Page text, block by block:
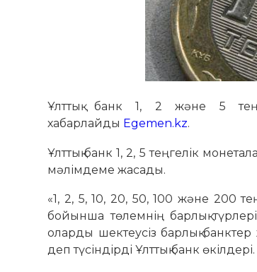
Ұлттық банк 1, 2 және 5
хабарлайды Egemen.kz.
Ұлттық банк 1, 2, 5 теңгелік
мәлімдеме жасады.
«1, 2, 5, 10, 20, 50, 100 және 200
бойынша төлемнің барлық
оларды шектеусіз барлық
деп түсіндірді Ұлттық банк өкілдері.